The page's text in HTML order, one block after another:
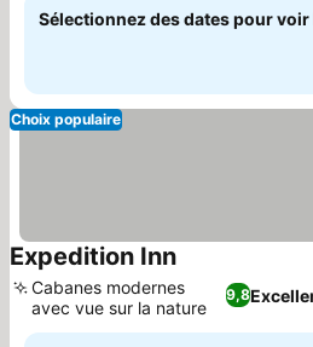
Sélectionnez des dates pour
Choix populaire
Expedition Inn
9,8
Cabanes modernes
avec vue sur la nature